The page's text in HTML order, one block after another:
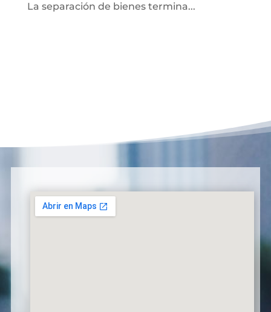
La separación de bienes termina...